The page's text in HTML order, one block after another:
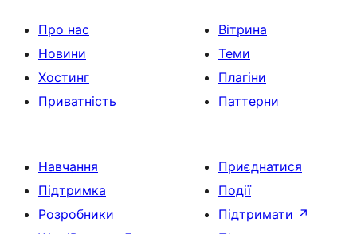
Про нас
Новини
Хостинг
Приватність
Вітрина
Теми
Плагіни
Паттерни
Навчання
Підтримка
Розробники
Приєднатися
Події
Підтримати ↗